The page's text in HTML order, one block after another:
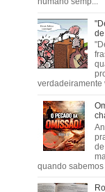
verdadeiramente
quando sabemos